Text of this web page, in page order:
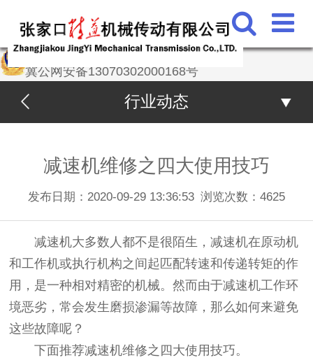
冀公网安备13070302000168号
行业动态
减速机维修之四大使用技巧
发布日期：2020-09-29 13:36:53 浏览次数： 4625
减速机大多数人都不是很陌生，减速机在原动机
和工作机或执行机构之间起匹配转速和传递转矩的作
用，是一种相对精密的机械。然而由于减速机工作环
境恶劣，常会发生磨损渗漏等故障，那么如何来避免
这些故障呢？
下面推荐减速机维修之四大使用技巧。